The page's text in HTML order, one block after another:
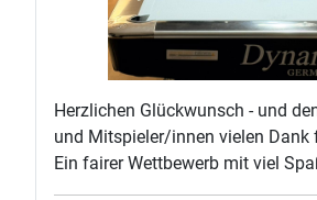
Herzlichen Glückwunsch - und
und Mitspieler/innen vielen Dank
Ein fairer Wettbewerb mit viel